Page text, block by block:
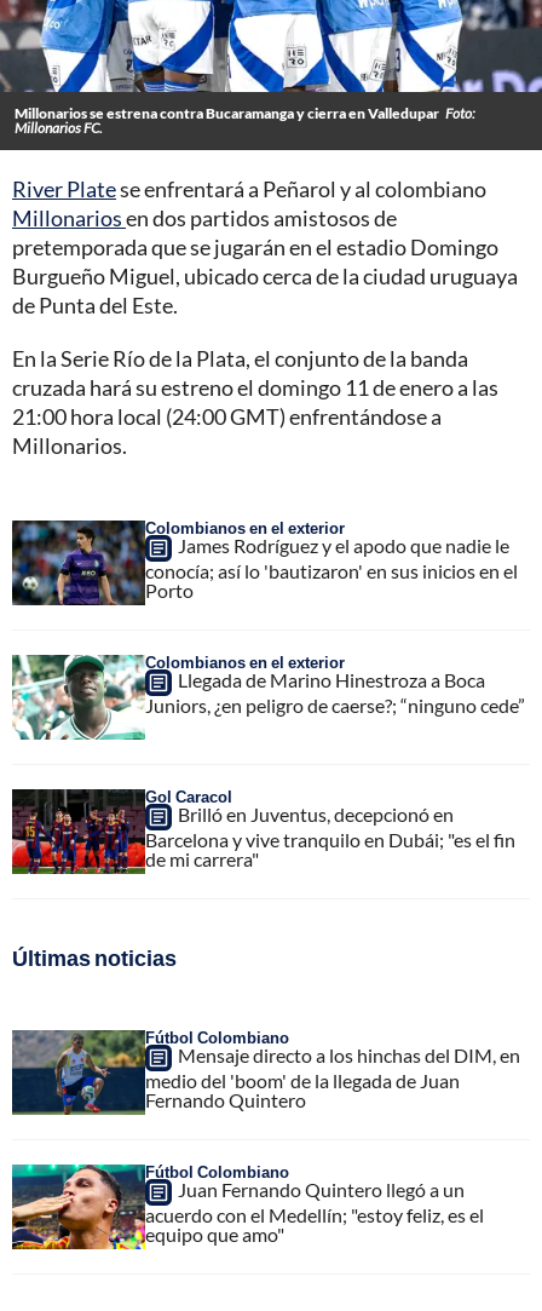
Millonarios se estrena contra Bucaramanga y cierra en Valledupar Foto:
Millonarios FC.
River Platese enfrentará a Peñarol y al colombiano
Millonariosen dos partidos amistosos de
pretemporada que se jugarán en el estadio Domingo
Burgueño Miguel, ubicado cerca de la ciudad uruguaya
de Punta del Este.
En la Serie Río de la Plata, el conjunto de la banda
cruzada hará su estreno el domingo 11 de enero a las
21:00 hora local (24:00 GMT) enfrentándose a
Millonarios.
Colombianos en el exterior
James Rodríguez y el apodo que nadie le
conocía; así lo 'bautizaron' en sus inicios en el
Porto
Colombianos en el exterior
Llegada de Marino Hinestroza a Boca
Juniors, ¿en peligro de caerse?; “ninguno cede”
Gol Caracol
Brilló en Juventus, decepcionó en
Barcelona y vive tranquilo en Dubái; "es el fin
de mi carrera"
Últimas noticias
Fútbol Colombiano
Mensaje directo a los hinchas del DIM, en
medio del 'boom' de la llegada de Juan
Fernando Quintero
Fútbol Colombiano
Juan Fernando Quintero llegó a un
acuerdo con el Medellín; "estoy feliz, es el
equipo que amo"